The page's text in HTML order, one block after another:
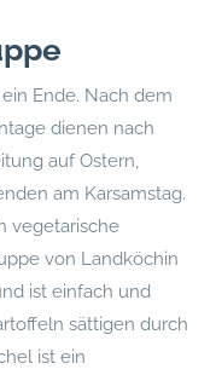
Ende. Nach dem
dienen nach
auf Ostern,
am Karsamstag.
vegetarische
von Landköchin
ist einfach und
sättigen durch
ist ein